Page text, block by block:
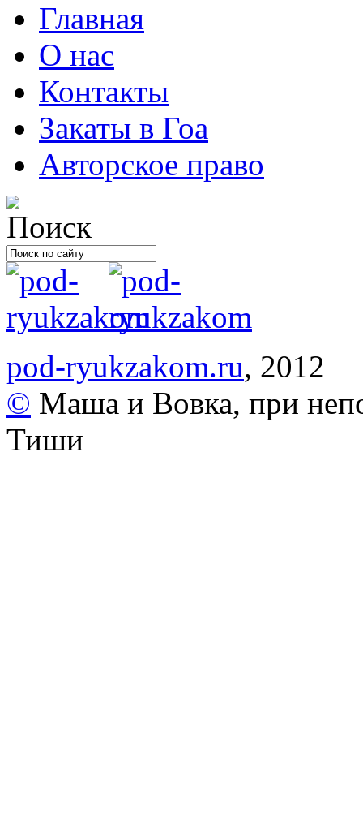
Главная
О нас
Контакты
Закаты в Гоа
Авторское право
pod-ryukzakom.ru, 2012
© Маша и Вовка, при
Тиши